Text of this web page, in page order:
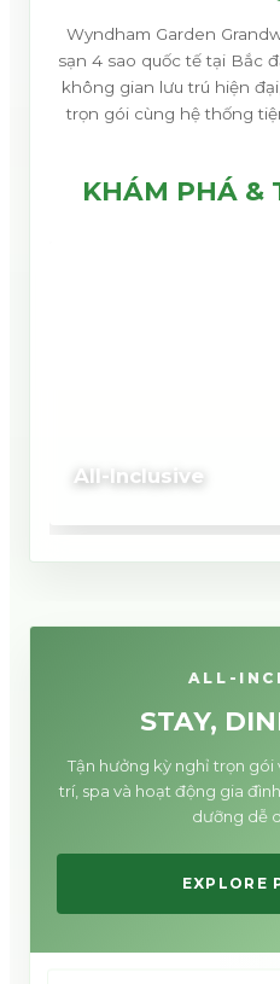
Wyndham Garden
sạn 4 sao quốc tế tại Bắc
không gian lưu trú hiện
trọn gói cùng hệ thống
KHÁM PHÁ &
All-Inclusive
ALL-
STAY,
Tận hưởng kỳ nghỉ trọn gói
trí, spa và hoạt động gia
dưỡng dễ
EXPLORE